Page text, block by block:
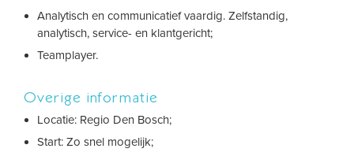
Analytisch en communicatief vaardig. Zelfstandig,
analytisch, service- en klantgericht;
Teamplayer.
Overige informatie
Locatie: Regio Den Bosch;
Start: Zo snel mogelijk;